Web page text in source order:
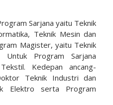
Sarjana yaitu Teknik
Teknik Mesin dan
Magister, yaitu Teknik
Untuk Program Sarjana
Kedepan ancang-
Teknik Industri dan
Elektro serta Program